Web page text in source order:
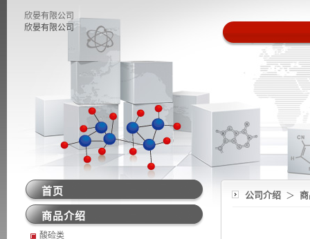
欣晏有限公司
欣晏有限公司
公司介绍 ＞
首页
商品介绍
酸硷类